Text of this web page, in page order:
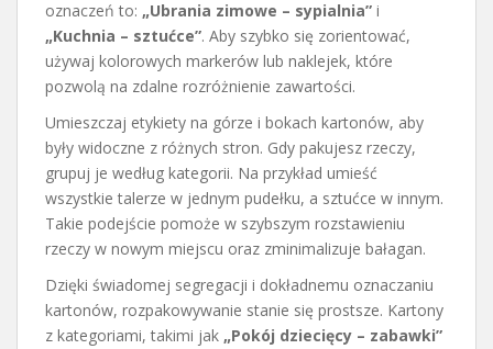
oznaczeń to: „Ubrania zimowe – sypialnia” i
„Kuchnia – sztućce”. Aby szybko się zorientować,
używaj kolorowych markerów lub naklejek, które
pozwolą na zdalne rozróżnienie zawartości.
Umieszczaj etykiety na górze i bokach kartonów, aby
były widoczne z różnych stron. Gdy pakujesz rzeczy,
grupuj je według kategorii. Na przykład umieść
wszystkie talerze w jednym pudełku, a sztućce w innym.
Takie podejście pomoże w szybszym rozstawieniu
rzeczy w nowym miejscu oraz zminimalizuje bałagan.
Dzięki świadomej segregacji i dokładnemu oznaczaniu
kartonów, rozpakowywanie stanie się prostsze. Kartony
z kategoriami, takimi jak „Pokój dziecięcy – zabawki”